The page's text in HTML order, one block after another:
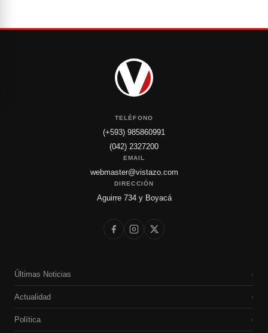
TELÉFONO
(+593) 985860991
(042) 2327200
EMAIL
webmaster@vistazo.com
DIRECCIÓN
Aguirre 734 y Boyacá
Últimas Noticias ›
Actualidad ›
Política ›